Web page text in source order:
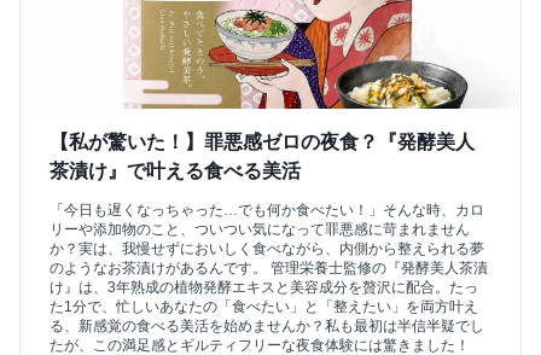
【私が驚いた！】罪悪感ゼロの夜食？『発酵美人
茶漬け』で叶える食べる美活
「今日も遅くなっちゃった…でも何か食べたい！」そんな時、カロ
リーや添加物のこと、ついつい気になって罪悪感に苛まれません
か？実は、我慢せずにおいしく食べながら、内側から整えられる夢
のようなお茶漬けがあるんです。 管理栄養士監修の『発酵美人茶漬
け』は、3年熟成の植物発酵エキスと美容成分を贅沢に配合。たっ
た1分で、忙しいあなたの「食べたい」と「整えたい」を両方叶え
る、新感覚の食べる美活を始めませんか？私も最初は半信半疑でし
たが、この満足感とギルティフリーな夜食体験には驚きました！